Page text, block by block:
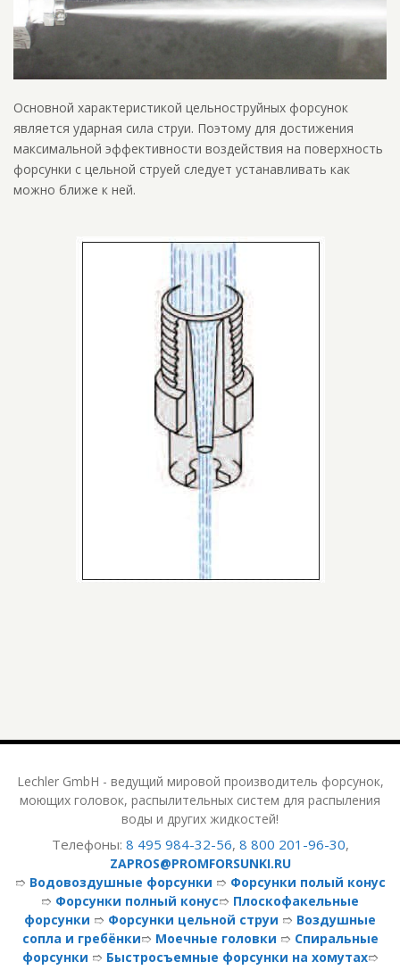
Основной характеристикой цельноструйных форсунок
является ударная сила струи. Поэтому для достижения
максимальной эффективности воздействия на поверхность
форсунки с цельной струей следует устанавливать как
можно ближе к ней.
Lechler GmbH - ведущий мировой производитель форсунок,
моющих головок, распылительных систем для распыления
воды и других жидкостей!
Телефоны: 8 495 984-32-56, 8 800 201-96-30,
ZAPROS@PROMFORSUNKI.RU
➱ Водовоздушные форсунки ➱ Форсунки полый конус
➱ Форсунки полный конус➱ Плоскофакельные
форсунки ➱ Форсунки цельной струи ➱ Воздушные
сопла и гребёнки➱ Моечные головки ➱ Спиральные
форсунки ➱ Быстросъемные форсунки на хомутах➱